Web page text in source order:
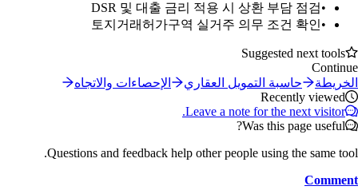
•
DSR 및 대출 금리 적용 시 상환 부담 점검
•
토지거래허가구역 실거주 의무 조건 확인
Suggested next tools
Continue
الخريطة
حاسبة التمويل العقاري
الإحصاءات والاتجاه
Recently viewed
Leave a note for the next visitor.
Was this page useful?
Questions and feedback help other people using the same tool.
Comment